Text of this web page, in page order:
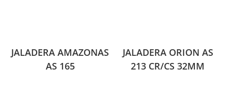
JALADERA AMAZONAS
AS 165
JALADERA ORION AS
213 CR/CS 32MM